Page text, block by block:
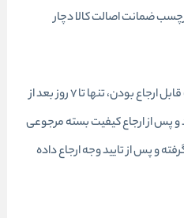
ضمانت اصالت کالا دچار
زمان ارجاع و تعویض کالا در صورت قابل ارجاع بودن، تنها تا 7 روز بعد از
و پس از ارجاع کیفیت بسته مرجوعی
و پس از تایید وجه ارجاع داده